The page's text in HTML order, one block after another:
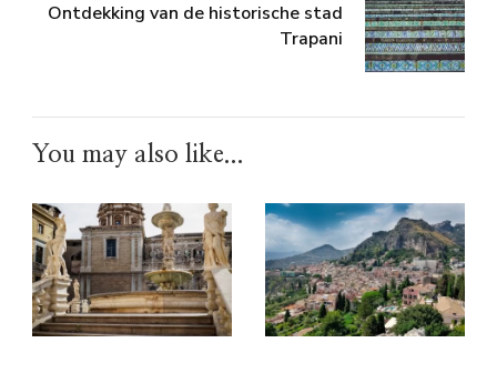
Ontdekking van de historische stad
Trapani
You may also like...